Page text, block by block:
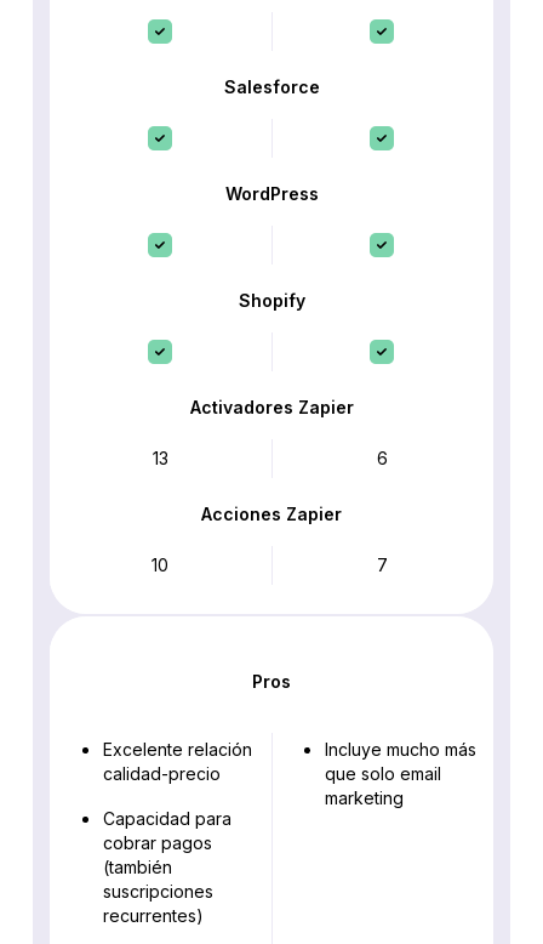
Salesforce
WordPress
Shopify
Activadores Zapier
13 6
Acciones Zapier
10 7
Pros
Excelente relación
calidad-precio
Capacidad para
cobrar pagos
(también
suscripciones
recurrentes)
Incluye mucho más
que solo email
marketing